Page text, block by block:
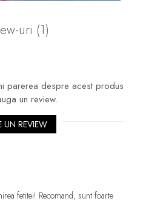
uri (1)
parerea despre acest produs
un review.
UN REVIEW
fetitei! Recomand, sunt foarte